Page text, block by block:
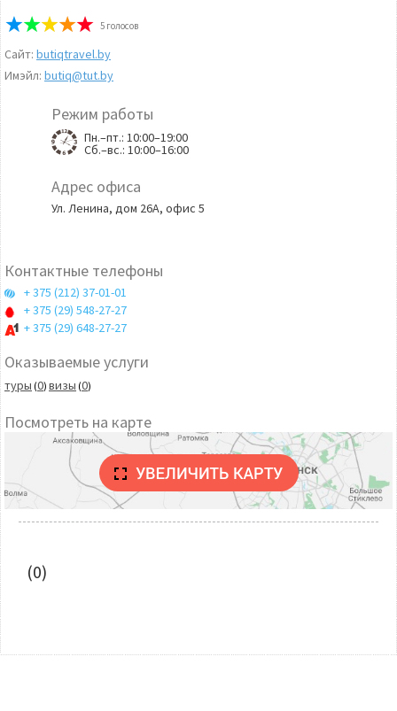
5 голосов
Сайт: butiqtravel.by
Имэйл: butiq@tut.by
Режим работы
Пн.–пт.: 10:00–19:00
Сб.–вс.: 10:00–16:00
Адрес офиса
Ул. Ленина, дом 26А, офис 5
Контактные телефоны
+ 375 (212) 37-01-01
+ 375 (29) 548-27-27
+ 375 (29) 648-27-27
Оказываемые услуги
туры (0) визы (0)
Посмотреть на карте
(0)